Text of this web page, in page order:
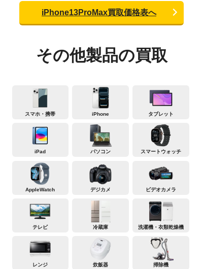
iPhone13ProMax買取価格表へ
その他製品の買取
スマホ・携帯 iPhone タブレット
iPad パソコン スマートウォッチ
AppleWatch デジカメ ビデオカメラ
テレビ 冷蔵庫 洗濯機・衣類乾燥機
レンジ 炊飯器 掃除機